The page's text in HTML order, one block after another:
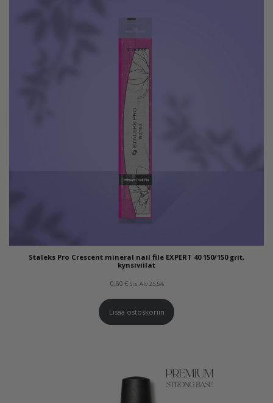
Staleks Pro Crescent mineral nail file EXPERT 40 150/150 grit,
kynsiviilat
0,60 € Sis. Alv 25,5%
Lisää ostoskoriin